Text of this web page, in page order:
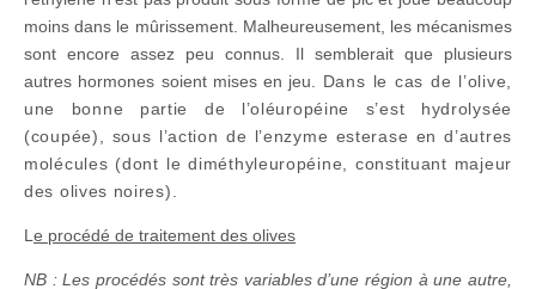
moins dans le mûrissement. Malheureusement, les mécanismes
sont encore assez peu connus. Il semblerait que plusieurs
autres hormones soient mises en jeu. Dans le cas de l’olive,
une bonne partie de l’oléuropéine s’est hydrolysée
(coupée), sous l’action de l’enzyme esterase en d’autres
molécules (dont le diméthyleuropéine, constituant majeur
des olives noires).
Le procédé de traitement des olives
NB : Les procédés sont très variables d’une région à une autre,